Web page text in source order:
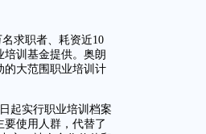
求职者、耗资近10
训基金提供。奥朗
的大范围职业培训计
起实行职业培训档案
要使用人群，代替了